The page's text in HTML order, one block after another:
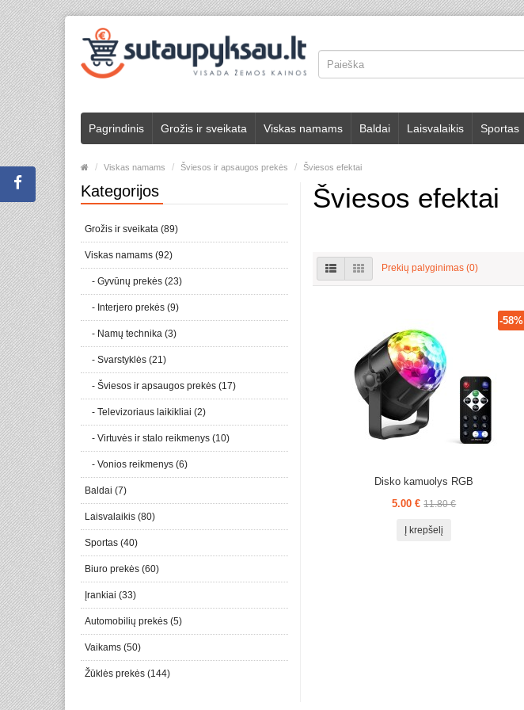
Pagrindinis Grožis ir sveikata Viskas namams Baldai Laisvalaikis Sportas
Viskas namams Šviesos ir apsaugos prekės Šviesos efektai
Kategorijos
Grožis ir sveikata (89)
Viskas namams (92)
- Gyvūnų prekės (23)
- Interjero prekės (9)
- Namų technika (3)
- Svarstyklės (21)
- Šviesos ir apsaugos prekės (17)
- Televizoriaus laikikliai (2)
- Virtuvės ir stalo reikmenys (10)
- Vonios reikmenys (6)
Baldai (7)
Laisvalaikis (80)
Sportas (40)
Biuro prekės (60)
Įrankiai (33)
Automobilių prekės (5)
Vaikams (50)
Žūklės prekės (144)
Šviesos efektai
Prekių palyginimas (0)
Disko kamuolys RGB
5.00 € 11.80 €
-58%
Į krepšelį